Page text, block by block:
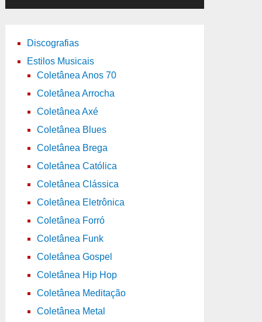
Discografias
Estilos Musicais
Coletânea Anos 70
Coletânea Arrocha
Coletânea Axé
Coletânea Blues
Coletânea Brega
Coletânea Católica
Coletânea Clássica
Coletânea Eletrônica
Coletânea Forró
Coletânea Funk
Coletânea Gospel
Coletânea Hip Hop
Coletânea Meditação
Coletânea Metal